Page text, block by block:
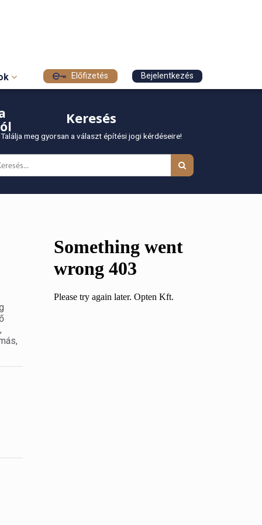
Előfizetés Bejelentkezés
Keresés
Találja meg gyorsan a választ építési jogi kérdéseire!